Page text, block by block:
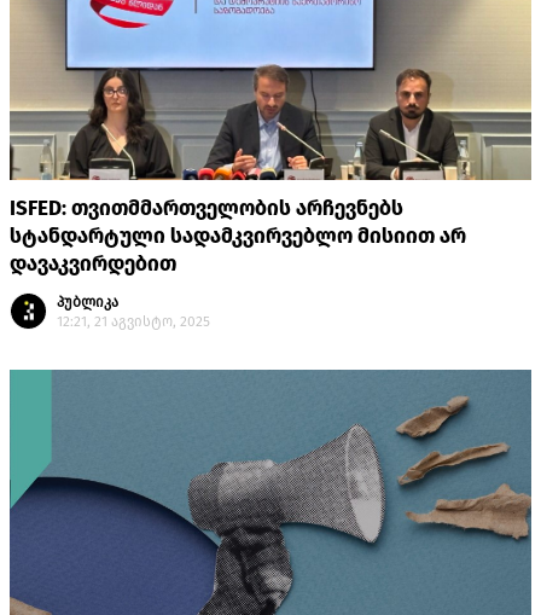
ISFED: თვითმმართველობის არჩევნებს
სტანდარტული სადამკვირვებლო მისიით არ
დავაკვირდებით
პუბლიკა
12:21, 21 აგვისტო, 2025